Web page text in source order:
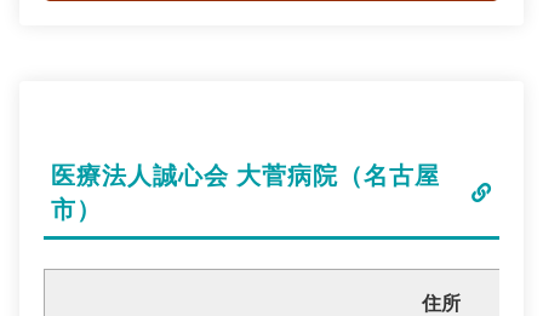
医療法人誠心会 大菅病院（名古屋
市）
住所